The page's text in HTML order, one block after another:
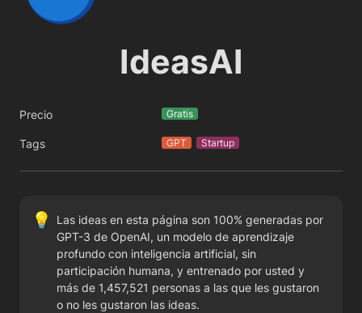
IdeasAI
Precio Gratis
Tags GPT Startup
💡
Las ideas en esta página son 100% generadas por
GPT-3 de OpenAI, un modelo de aprendizaje
profundo con inteligencia artificial, sin
participación humana, y entrenado por usted y
más de 1,457,521 personas a las que les gustaron
o no les gustaron las ideas.